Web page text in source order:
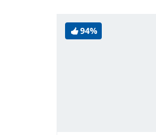
94%